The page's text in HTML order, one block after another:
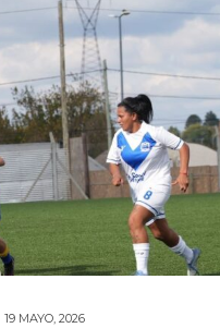
19 MAYO, 2026